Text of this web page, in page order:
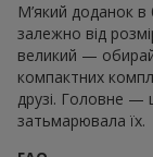
М’який доданок
залежно від
великий —
компактних
друзі. Головне —
затьмарювала їх.